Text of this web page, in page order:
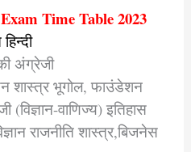
Time Table 2023
अंग्रेजी
शास्त्र भूगोल, फाउंडेशन
(विज्ञान-वाणिज्य) इतिहास
राजनीति शास्त्र,बिजनेस